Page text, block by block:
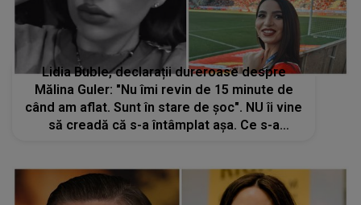
Lidia Buble, declarații dureroase despre
Mălina Guler: "Nu îmi revin de 15 minute de
când am aflat. Sunt în stare de șoc". NU îi vine
să creadă că s-a întâmplat așa. Ce s-a